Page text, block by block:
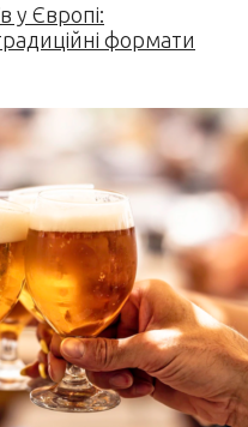
у Європі:
формати